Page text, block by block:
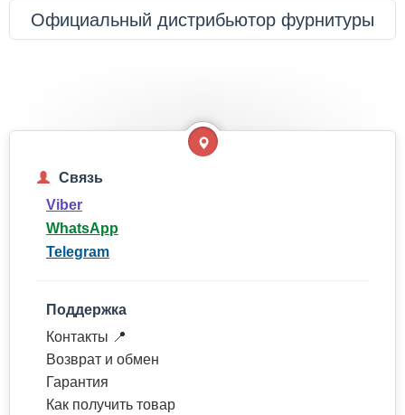
Официальный дистрибьютор фурнитуры
Связь
Viber
WhatsApp
Telegram
Поддержка
Контакты 📍
Возврат и обмен
Гарантия
Как получить товар